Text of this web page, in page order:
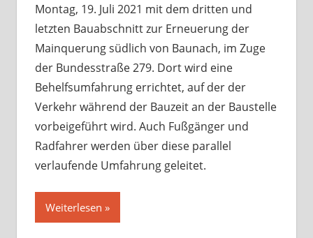
Montag, 19. Juli 2021 mit dem dritten und
letzten Bauabschnitt zur Erneuerung der
Mainquerung südlich von Baunach, im Zuge
der Bundesstraße 279. Dort wird eine
Behelfsumfahrung errichtet, auf der der
Verkehr während der Bauzeit an der Baustelle
vorbeigeführt wird. Auch Fußgänger und
Radfahrer werden über diese parallel
verlaufende Umfahrung geleitet.
Weiterlesen